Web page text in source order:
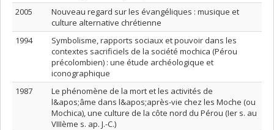
2005
Nouveau regard sur les évangéliques : musique et
culture alternative chrétienne
1994
Symbolisme, rapports sociaux et pouvoir dans les
contextes sacrificiels de la société mochica (Pérou
précolombien) : une étude archéologique et
iconographique
1987
Le phénomène de la mort et les activités de
l&apos;âme dans l&apos;après-vie chez les Moche (ou
Mochica), une culture de la côte nord du Pérou (Ier s. au
VIIIème s. ap. J.-C.)